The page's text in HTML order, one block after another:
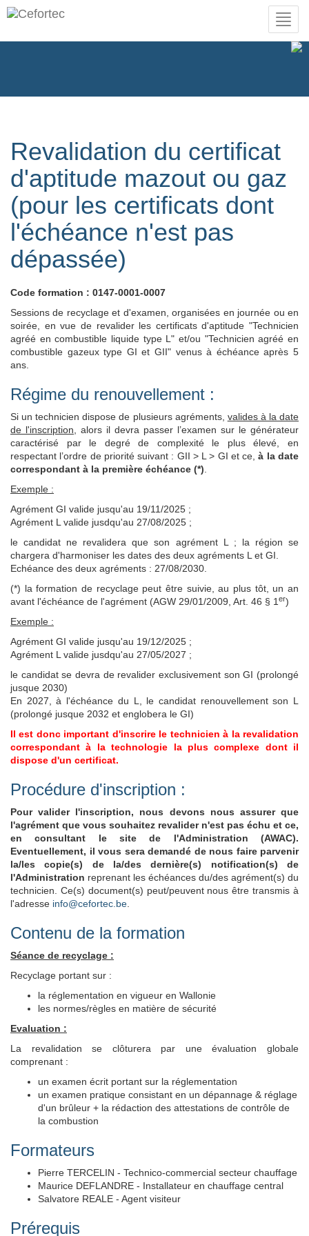
Revalidation du certificat
d'aptitude mazout ou gaz
(pour les certificats dont
l'échéance n'est pas
dépassée)
Code formation : 0147-0001-0007
Sessions de recyclage et d'examen, organisées en journée ou en
soirée, en vue de revalider les certificats d'aptitude "Technicien
agréé en combustible liquide type L" et/ou "Technicien agréé en
combustible gazeux type GI et GII" venus à échéance après 5
ans.
Régime du renouvellement :
Si un technicien dispose de plusieurs agréments, valides à la date
de l'inscription , alors il devra passer l’examen sur le générateur
caractérisé par le degré de complexité le plus élevé, en
respectant l’ordre de priorité suivant : GII > L > GI et ce,à la date
correspondant à la première échéance (*)
Exemple :
Agrément GI valide jusqu'au 19/11/2025 ;
Agrément L valide jusdqu'au 27/08/2025 ;
le candidat ne revalidera que son agrément L ; la région se
chargera d'harmoniser les dates des deux agréments L et GI.
Echéance des deux agréments : 27/08/2030.
(*) la formation de recyclage peut être suivie, au plus tôt, un an
avant l'échéance de l'agrément (AGW 29/01/2009, Art. 46 § 1 er)
Exemple :
Agrément GI valide jusqu'au 19/12/2025 ;
Agrément L valide jusdqu'au 27/05/2027 ;
le candidat se devra de revalider exclusivement son GI (prolongé
jusque 2030)
En 2027, à l'échéance du L, le candidat renouvellement son L
(prolongé jusque 2032 et englobera le GI)
Il est donc important d'inscrire le technicien à la revalidation
correspondant à la technologie la plus complexe dont il
dispose d'un certificat.
Procédure d'inscription :
Pour valider l'inscription, nous devons nous assurer que
l'agrément que vous souhaitez revalider n'est pas échu et ce,
en consultant le site de l'Administration (AWAC).
Eventuellement, il vous sera demandé de nous faire parvenir
la/les copie(s) de la/des dernière(s) notification(s) de
l'Administration reprenant les échéances du/des agrément(s) du
technicien. Ce(s) document(s) peut/peuvent nous être transmis à
l'adresse info@cefortec.be
Contenu de la formation
Séance de recyclage :
Recyclage portant sur :
la réglementation en vigueur en Wallonie
les normes/règles en matière de sécurité
Evaluation :
La revalidation se clôturera par une évaluation globale
comprenant :
un examen écrit portant sur la réglementation
un examen pratique consistant en un dépannage & réglage
d'un brûleur + la rédaction des attestations de contrôle de
la combustion
Formateurs
Pierre TERCELIN - Technico-commercial secteur chauffage
Maurice DEFLANDRE - Installateur en chauffage central
Salvatore REALE - Agent visiteur
Prérequis